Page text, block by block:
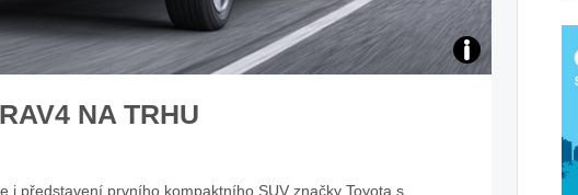
Zdroj:
NA TRHU
i představení prvního kompaktního SUV značky Toyota s